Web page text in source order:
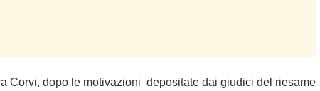
Corvi, dopo le motivazioni depositate dai giudici del riesame